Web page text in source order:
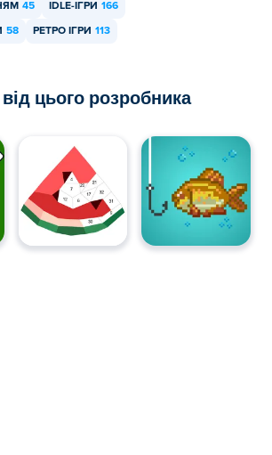
45 IDLE-ІГРИ 166
58 РЕТРО ІГРИ 113
цього розробника